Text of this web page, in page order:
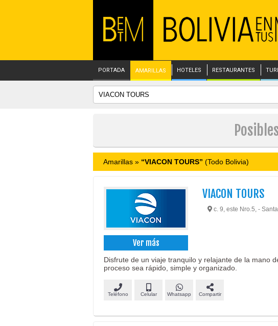
PORTADA AMARILLAS HOTELES RESTAURANTES
Amarillas » “VIACON TOURS” (Todo Bolivia)
Ver más
VIACON TOURS
c. 9, este Nro.5, -
Disfrute de un viaje tranquilo y relajante de la mano
proceso sea rápido, simple y organizado.
Teléfono Celular Whatsapp Compartir